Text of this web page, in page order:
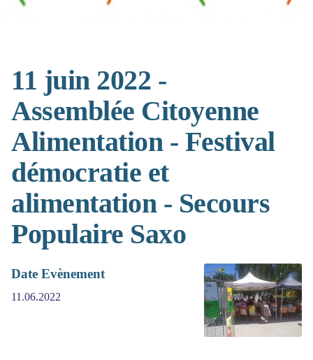
11 juin 2022 -
Assemblée Citoyenne
Alimentation - Festival
démocratie et
alimentation - Secours
Populaire Saxo
Date Evènement
11.06.2022